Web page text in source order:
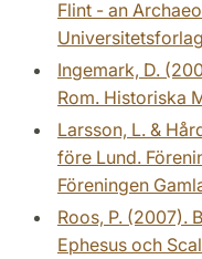
Flint - an
Ingemark, D.
Rom. Historiska
Larsson, L. &
före Lund.
Föreningen
Roos, P. (2007).
Ephesus och